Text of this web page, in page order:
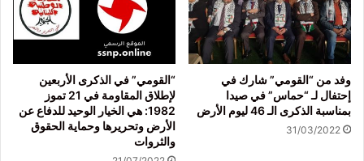
وفد من “القومي” شارك في
إحتفال لـ “حماس” في صيدا
بمناسبة الذكرى الـ 46 ليوم الأرض
31/03/2022
“القومي” في الذكرى الأربعين
لإطلاق المقاومة في 21 تموز
1982: هي الخيار الوحيد للدفاع عن
الأرض وتحريرها وحماية الحقوق
والثروات